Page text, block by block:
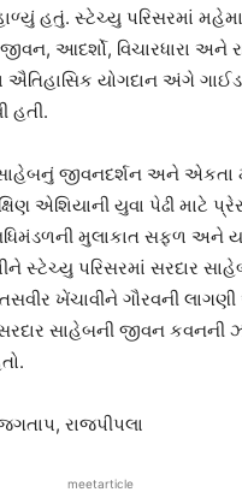
હતું. સ્ટેચ્યુ પરિસરમાં
આદર્શો, વિચારધારા અને
ઐતિહાસિક યોગદાન અંગે
હતી.
જીવનદર્શન અને એકતા
એશિયાની યુવા પેઢી માટે
મુલાકાત સફળ અને
સ્ટેચ્યુ પરિસરમાં સરદાર
ખેંચાવીને ગૌરવની
સાહેબની જીવન કવનની
રાજપીપલા
meetarticle